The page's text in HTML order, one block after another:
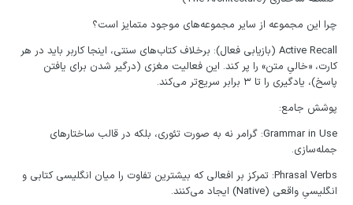
چرا این مجموعه از سایر مجموعه‌های موجود متمایز است؟
Active Recall (بازیابی فعال): برخلاف کتاب‌های سنتی، اینجا کاربر باید در هر
کارت، «خالیِ متن» را پر کند. این فعالیت مغزی (درگیر شدن برای یافتن
پاسخ)، یادگیری را تا ۳ برابر سریع‌تر می‌کند.
پوشش جامع:
Grammar in Use: گرامر نه به صورت تئوری، بلکه در قالب ساختارهای
جمله‌سازی.
Phrasal Verbs: تمرکز بر افعالی که بیشترین تفاوت را میان انگلیسی کتابی و
انگلیسیِ واقعی (Native) ایجاد می‌کنند.